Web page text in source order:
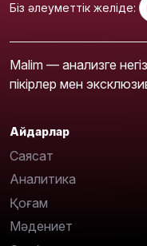
Біз әлеуметтік желіде:
Malim — анализге
пікірлер мен
Айдарлар
Саясат
Аналитика
Қоғам
Мәдениет